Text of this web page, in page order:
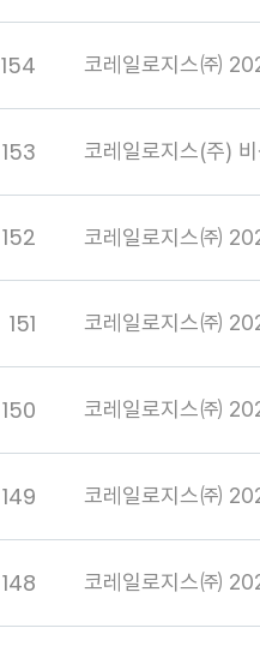
154 코레일로지스㈜
153 코레일로지스(주)
152 코레일로지스㈜
151 코레일로지스㈜
150 코레일로지스㈜
149 코레일로지스㈜
148 코레일로지스㈜